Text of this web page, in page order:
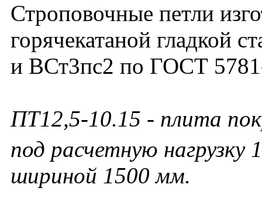
Строповочные петли
горячекатаной гладкой
и ВСт3пс2 по ГОСТ
ПТ12,5-10.15 - плита
под расчетную нагрузку
шириной 1500 мм.